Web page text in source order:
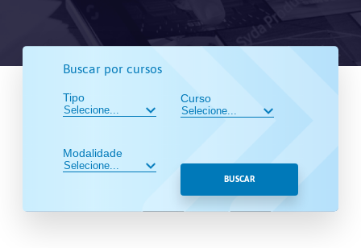
Buscar por cursos
Tipo
Modalidade
Curso
BUSCAR